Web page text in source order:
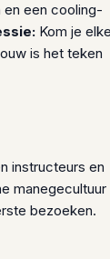
en een cooling-
Kom je elke
is het teken
instructeurs en
manegecultuur
bezoeken.